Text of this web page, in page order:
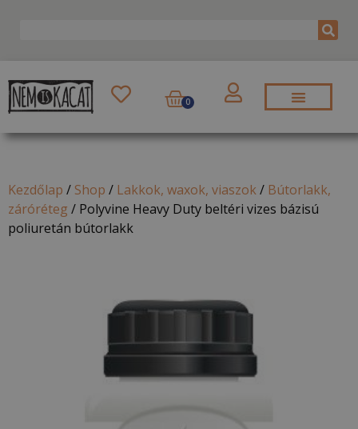
0
Kezdőlap / Shop / Lakkok, waxok, viaszok/ Bútorlakk,
záróréteg / Polyvine Heavy Duty beltéri vizes bázisú
poliuretán bútorlakk